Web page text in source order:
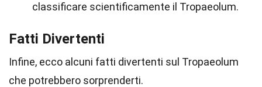
classificare scientificamente il Tropaeolum.
Fatti Divertenti
Infine, ecco alcuni fatti divertenti sul Tropaeolum
che potrebbero sorprenderti.